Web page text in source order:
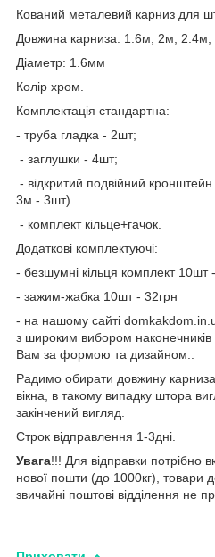
Кований металевий карниз для
Довжина карниза: 1.6м, 2м, 2.4м,
Діаметр: 1.6мм
Колір хром.
Комплектація стандартна:
- труба гладка - 2шт;
- заглушки - 4шт;
- відкритий подвійний
3м - 3шт)
- комплект кільце+гачок.
Додаткові комплектуючі:
- безшумні кільця комплект 10шт
- зажим-жабка 10шт - 32грн
- на нашому сайті
з широким вибором наконечників
Вам за формою та дизайном..
Радимо обирати довжину
вікна, в такому випадку штора
закінчений вигляд.
Строк відправлення 1-3дні.
Увага!!! Для відправки потрібно
нової пошти (до 1000кг), товари
звичайні поштові відділення не